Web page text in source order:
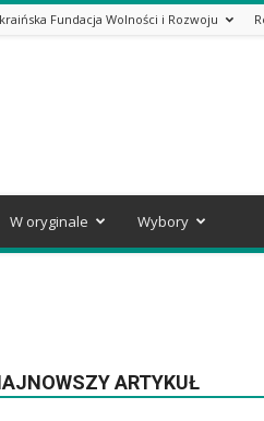
Fundacja Wolności i Rozwoju
W oryginale Wybory
ARTYKUŁ